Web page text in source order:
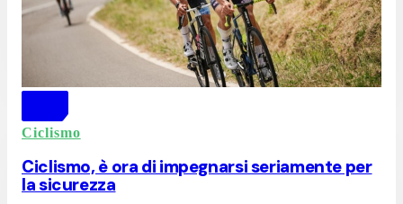
Ciclismo
Ciclismo, è ora di impegnarsi seriamente per
la sicurezza